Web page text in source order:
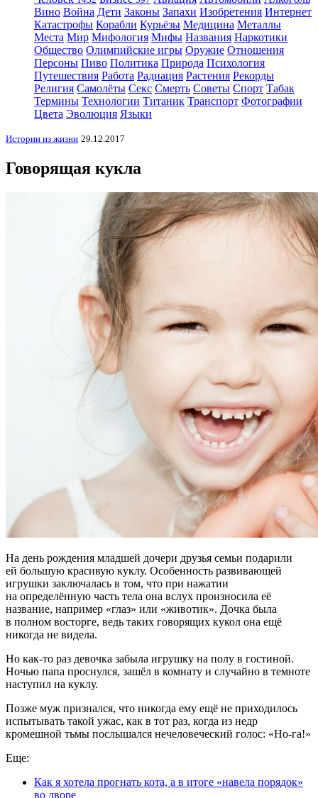
Вино Война Дети Законы Запахи Изобретения Интернет
Катастрофы Корабли Курьёзы Медицина Металлы
Места Мир Мифология Мифы Названия Наркотики
Общество Олимпийские игры Оружие Отношения
Персоны Пиво Политика Природа Психология
Путешествия Работа Радиация Растения Рекорды
Религия Самолёты Секс Смерть Советы Спорт Табак
Термины Технологии Титаник Транспорт Фотографии
Цвета Эволюция Языки
Истории из жизни 29.12.2017
Говорящая кукла
На день рождения младшей дочери друзья семьи подарили
ей большую красивую куклу. Особенность развивающей
игрушки заключалась в том, что при нажатии
на определённую часть тела она вслух произносила её
название, например «глаз» или «животик». Дочка была
в полном восторге, ведь таких говорящих кукол она ещё
никогда не видела.
Но как-то раз девочка забыла игрушку на полу в гостиной.
Ночью папа проснулся, зашёл в комнату и случайно в темноте
наступил на куклу.
Позже муж признался, что никогда ему ещё не приходилось
испытывать такой ужас, как в тот раз, когда из недр
кромешной тьмы послышался нечеловеческий голос: «Но-га!»
Еще:
Как я хотела прогнать кота, а в итоге «навела порядок»
во дворе